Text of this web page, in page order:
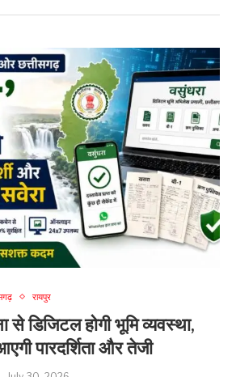
रायपुर
से डिजिटल होगी भूमि व्यवस्था,
पारदर्शिता और तेजी